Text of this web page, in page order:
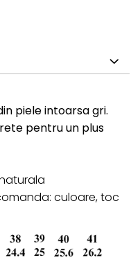
piele intoarsa gri.
pentru un plus
culoare, toc